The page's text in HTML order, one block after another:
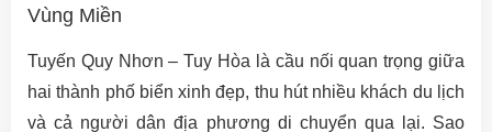
Vùng Miền
Tuyến Quy Nhơn – Tuy Hòa là cầu nối quan trọng giữa
hai thành phố biển xinh đẹp, thu hút nhiều khách du lịch
và cả người dân địa phương di chuyển qua lại. Sao